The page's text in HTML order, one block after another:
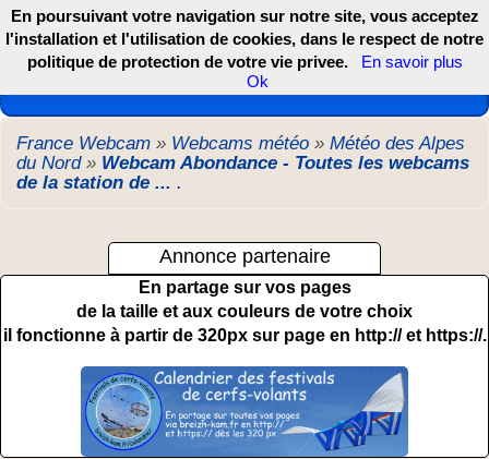
Les webcams de France, DOM TOM et COM
France Webcam » Webcams météo » Météo des Alpes
du Nord» Webcam Abondance - Toutes les webcams
de la station de ... .
Annonce partenaire
En partage sur vos pages
de la taille et aux couleurs de votre choix
il fonctionne à partir de 320px sur page en http:// et https://.
En poursuivant votre navigation sur notre site, vous acceptez
l'installation et l'utilisation de cookies, dans le respect de notre
politique de protection de votre vie privee.
En savoir plus
Ok